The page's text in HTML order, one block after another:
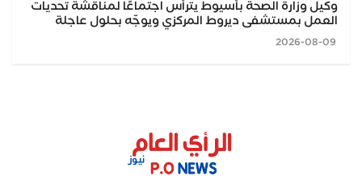
وكيل وزارة الصحة بأسيوط يترأس اجتماعًا لمناقشة تحديات
العمل بمستشفى ديروط المركزي ويوجّه بحلول عاجلة